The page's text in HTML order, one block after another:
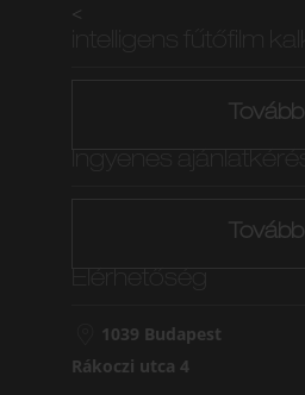
<
Tovább
Tovább
1039 Budapest
Rákoczi utca 4